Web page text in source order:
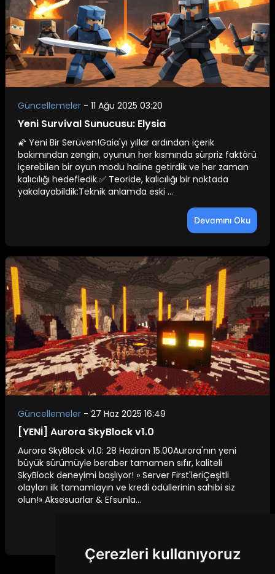
Çerezleri kullanıyoruz
Güncellemeler - 11 Ağu 2025 03:20
Yeni Survival Sunucusu: Elysia
🌠 Yeni Bir Serüven!Gaia'yı yıllar ardından içerik
bakımından zengin, oyunun her kısmında sürpriz faktörü
içerebilen bir oyun modu haline getirdik ve her zaman
kalıcılığı hedefledik.✅ Teoride, kalıcılığı bir noktada
yakalayabildik:Teknik anlamda eski ...
Devamını Oku
Güncellemeler - 27 Haz 2025 16:49
[YENİ] Aurora SkyBlock v1.0
Aurora SkyBlock v1.0: 28 Haziran 15.00Aurora'nın yeni
büyük sürümüyle beraber tamamen sıfır, kaliteli
SkyBlock deneyimi başlıyor! » Server First'leriÇeşitli
olayları ilk tamamlayın ve kredi ödüllerinin sahibi siz
olun!» Aksesuarlar & Efsunla...